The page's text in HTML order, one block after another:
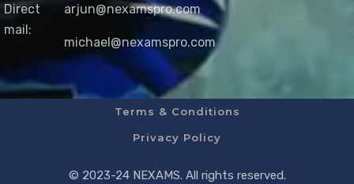
Direct
mail:
arjun@nexamspro.com
michael@nexamspro.com
Terms & Conditions
Privacy Policy
© 2023-24 NEXAMS. All rights reserved.